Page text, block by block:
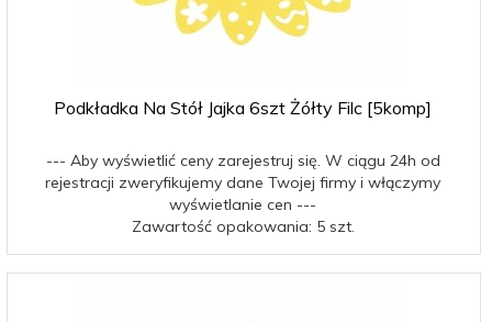
Podkładka Na Stół Jajka 6szt Żółty Filc [5komp]
--- Aby wyświetlić ceny zarejestruj się. W ciągu 24h od
rejestracji zweryfikujemy dane Twojej firmy i włączymy
wyświetlanie cen ---
Zawartość opakowania: 5 szt.